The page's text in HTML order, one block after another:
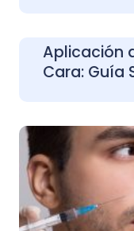
Aplicación
Cara: Guía